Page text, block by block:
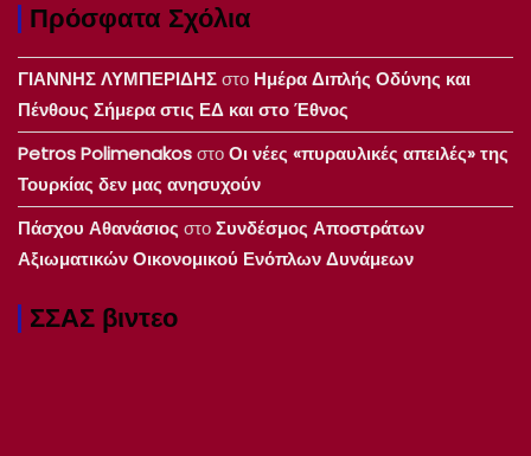
Πρόσφατα Σχόλια
ΓΙΑΝΝΗΣ ΛΥΜΠΕΡΙΔΗΣστο Ημέρα Διπλής Οδύνης και
Πένθους Σήμερα στις ΕΔ και στο Έθνος
Petros PolimenakosστοΟι νέες «πυραυλικές απειλές» της
Τουρκίας δεν μας ανησυχούν
Πάσχου Αθανάσιος στοΣυνδέσμος Αποστράτων
Αξιωματικών Οικονομικού Ενόπλων Δυνάμεων
ΣΣΑΣ βιντεο